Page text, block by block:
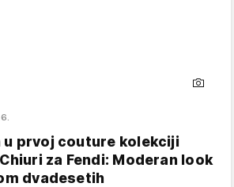
u prvoj couture kolekciji
za Fendi: Moderan look
dvadesetih